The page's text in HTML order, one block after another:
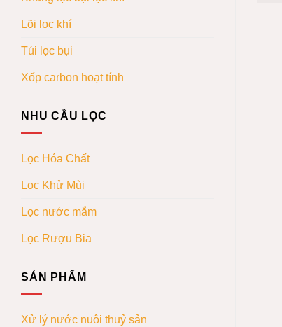
Lõi lọc khí
Túi lọc bụi
Xốp carbon hoạt tính
NHU CẦU LỌC
Lọc Hóa Chất
Lọc Khử Mùi
Lọc nước mắm
Lọc Rượu Bia
SẢN PHẨM
Xử lý nước nuôi thuỷ sản